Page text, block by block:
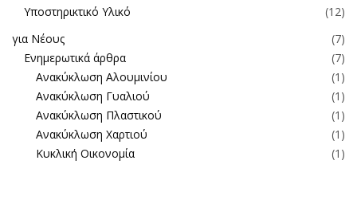
Υποστηρικτικό Υλικό
(12)
για Νέους
(7)
Ενημερωτικά άρθρα
(7)
Ανακύκλωση Αλουμινίου
(1)
Ανακύκλωση Γυαλιού
(1)
Ανακύκλωση Πλαστικού
(1)
Ανακύκλωση Χαρτιού
(1)
Κυκλική Οικονομία
(1)